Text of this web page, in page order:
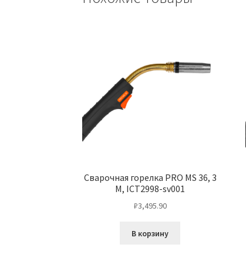
Сварочная горелка PRO MS 36, 3
M, ICT2998-sv001
₽3,495.90
В корзину